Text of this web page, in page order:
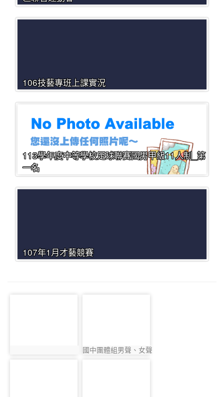
106技藝專班上課實況
113學年度中等學校足球聯賽國男甲級11人制_第
一名
107年1月才藝競賽
國中團體組男聲、女聲
photo:3963